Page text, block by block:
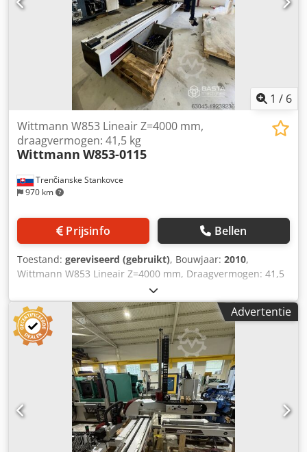
1 / 6
Trenčianske Stankovce
970 km
Wittmann W853 Lineair Z=4000 mm,
draagvermogen: 41,5 kg
Wittmann W853-0115
Prijsinfo Bellen
Toestand: gereviseerd (gebruikt), Bouwjaar: 2010,
Wittmann W853 Lineair Z=4000 mm, Draagvermogen: 41,5
kg Aantal assen: 3 X: 1500 mm Y: 2600 mm Z: 4000 mm +
pneumatische C-as Reikwijdte: 4000 mm Dsdpfxswnfmfj Ac
Ujkr Draagvermogen: 41 kg De robot is uitgerust met een
NIEUWE CPU en nieuwe accu's en is grondig getest door
een Wittmann-technicus in onze showroom.
Advertentie